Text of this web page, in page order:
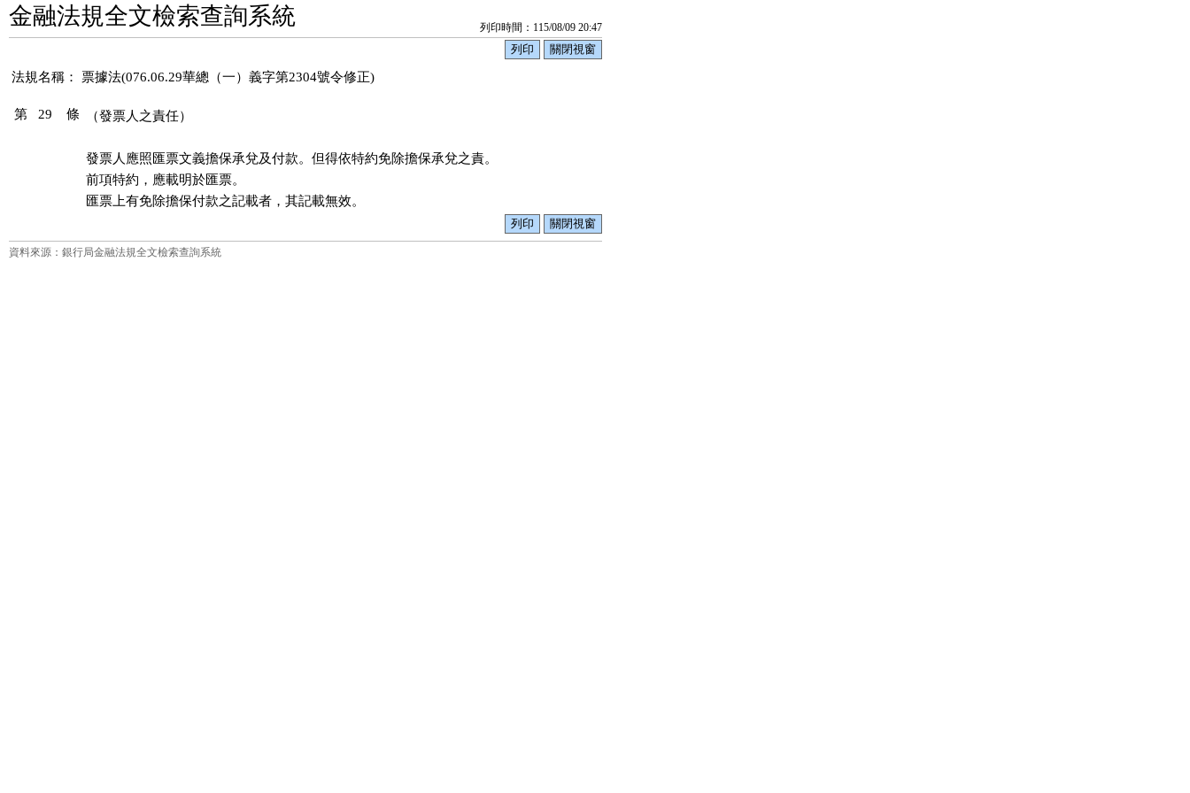
金融法規全文檢索查詢系統 列印時間：115/08/09 20:47
法規名稱： 票據法(076.06.29華總（一）義字第2304號令修正)
第 29 條 （發票人之責任）
發票人應照匯票文義擔保承兌及付款。但得依特約免除擔保承兌之責。
前項特約，應載明於匯票。
資料來源：銀行局金融法規全文檢索查詢系統